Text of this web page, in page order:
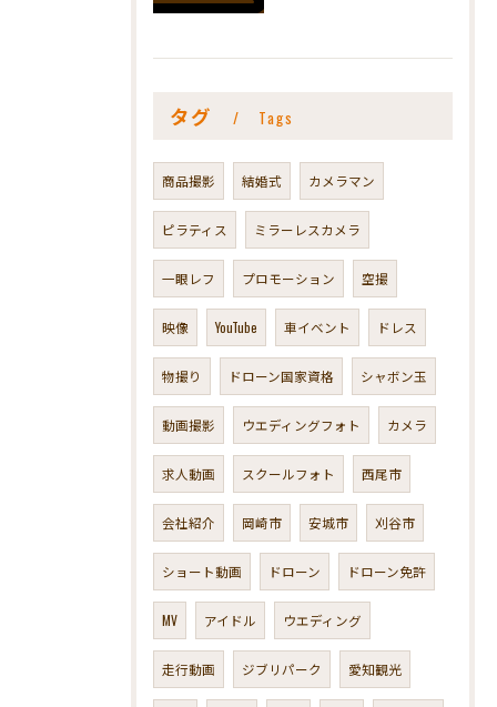
タグ Tags
商品撮影 結婚式 カメラマン
ピラティス ミラーレスカメラ
一眼レフ プロモーション 空撮
映像 YouTube 車イベント ドレス
物撮り ドローン国家資格 シャボン玉
動画撮影 ウエディングフォト カメラ
求人動画 スクールフォト 西尾市
会社紹介 岡崎市 安城市 刈谷市
ショート動画 ドローン ドローン免許
MV アイドル ウエディング
走行動画 ジブリパーク 愛知観光